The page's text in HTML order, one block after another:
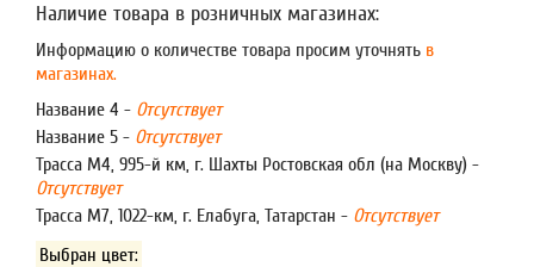
Наличие товара в розничных магазинах:
Информацию о количестве товара просим уточнять в
магазинах.
Название 4 - Отсутствует
Название 5 - Отсутствует
Трасса М4, 995-й км, г. Шахты Ростовская обл (на Москву) -
Отсутствует
Трасса М7, 1022-км, г. Елабуга, Татарстан - Отсутствует
Выбран цвет: